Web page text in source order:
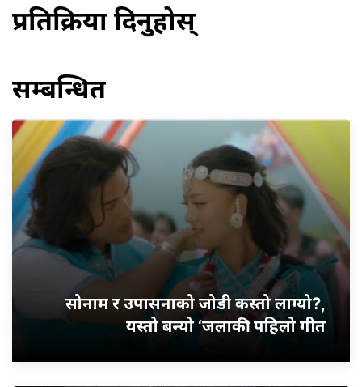
प्रतिक्रिया दिनुहोस्
सम्बन्धित
सोनाम र उपासनाको जोडी कस्तो लाग्यो?,
यस्तो बन्यो ‘जलाकी’ पहिलो गीत